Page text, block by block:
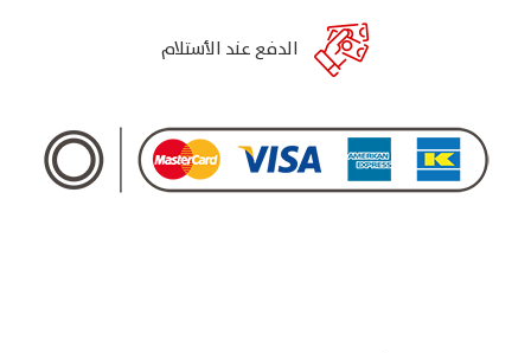
الدفع عند الأستلام